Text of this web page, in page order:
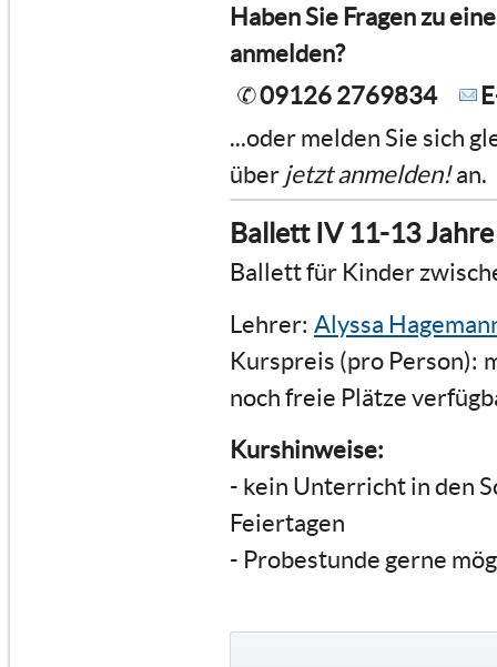
Haben Sie Fragen zu
anmelden?
09126 2769834
...oder melden Sie sich
über jetzt anmelden!an.
Ballett IV 11-13
Ballett für Kinder
Lehrer: Alyssa
Kurspreis (pro Person):
noch freie Plätze
Kurshinweise:
- kein Unterricht in den
Feiertagen
- Probestunde gerne